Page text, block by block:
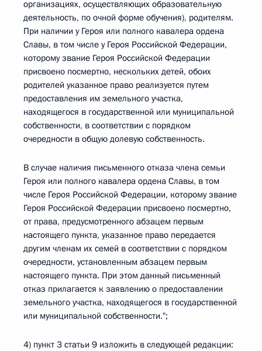
организациях, осуществляющих образовательную
деятельность, по очной форме обучения), родителям.
При наличии у Героя или полного кавалера ордена
Славы, в том числе у Героя Российской Федерации,
которому звание Героя Российской Федерации
присвоено посмертно, нескольких детей, обоих
родителей указанное право реализуется путем
предоставления им земельного участка,
находящегося в государственной или муниципальной
собственности, в соответствии с порядком
очередности в общую долевую собственность.
В случае наличия письменного отказа члена семьи
Героя или полного кавалера ордена Славы, в том
числе Героя Российской Федерации, которому звание
Героя Российской Федерации присвоено посмертно,
от права, предусмотренного абзацем первым
настоящего пункта, указанное право передается
другим членам их семей в соответствии с порядком
очередности, установленным абзацем первым
настоящего пункта. При этом данный письменный
отказ прилагается к заявлению о предоставлении
земельного участка, находящегося в государственной
или муниципальной собственности.";
4) пункт 3 статьи 9 изложить в следующей редакции: